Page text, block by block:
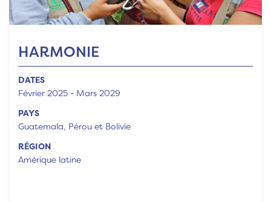
HARMONIE
DATES
Février 2025 - Mars 2029
PAYS
Guatemala, Pérou et Bolivie
RÉGION
Amérique latine